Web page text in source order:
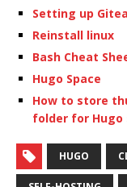
Setting up Gitea
Reinstall linux
Bash Cheat
Hugo Space
How to store
folder for
HUGO